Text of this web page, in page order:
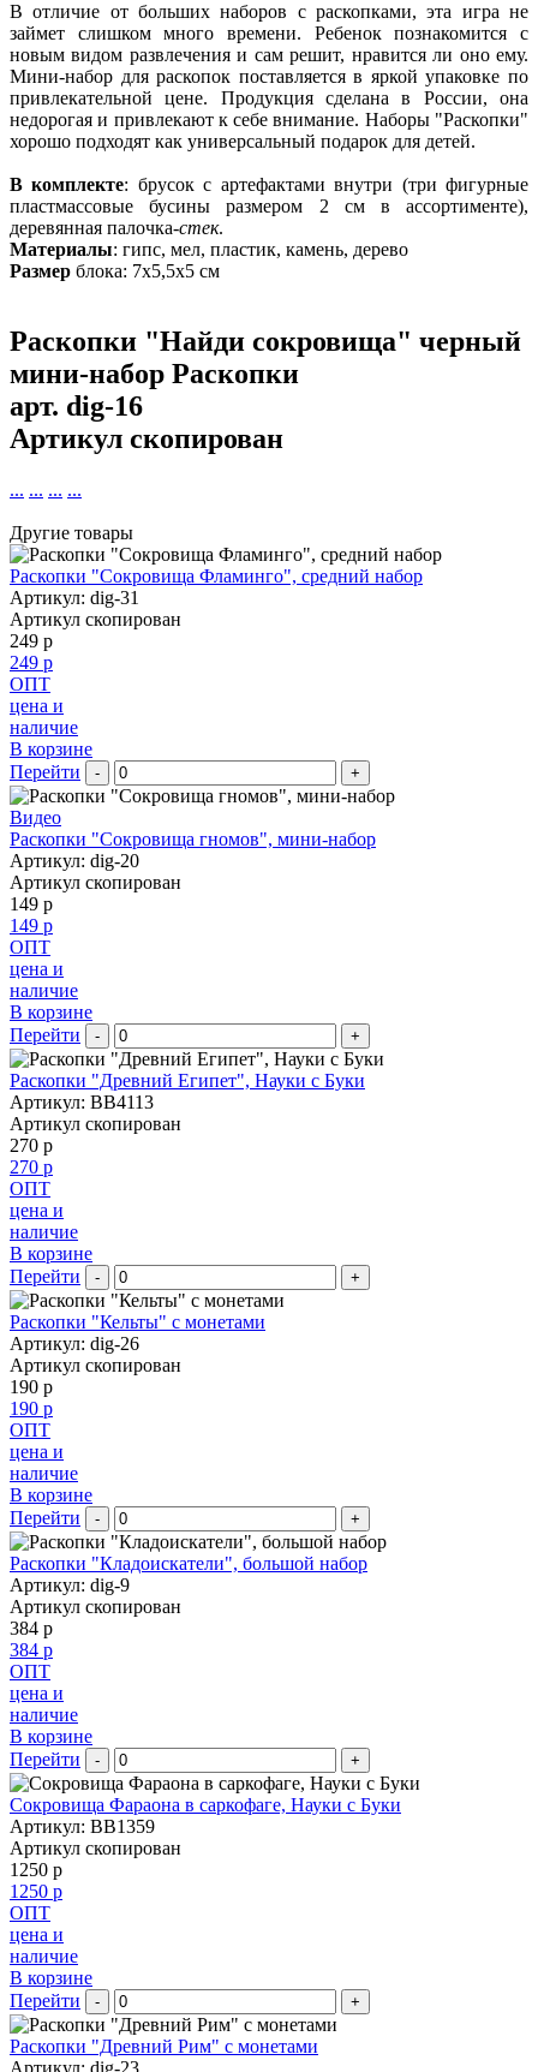
В отличие от больших наборов с раскопками, эта игра не
займет слишком много времени. Ребенок познакомится с
новым видом развлечения и сам решит, нравится ли оно ему.
Мини-набор для раскопок поставляется в яркой упаковке по
привлекательной цене. Продукция сделана в России, она
недорогая и привлекают к себе внимание. Наборы "Раскопки"
хорошо подходят как универсальный подарок для детей.
В комплекте: брусок с артефактами внутри (три фигурные
пластмассовые бусины размером 2 см в ассортименте),
деревянная палочка-стек.
Материалы: гипс, мел, пластик, камень, дерево
Размер блока: 7х5,5х5 см
Раскопки "Найди сокровища" черный
мини-набор Раскопки
арт. dig-16
Артикул скопирован
... ... ... ...
Другие товары
Раскопки "Сокровища Фламинго", средний набор
Артикул: dig-31
Артикул скопирован
249 р
249 р
ОПТ
цена и
наличие
В корзине
Перейти
- +
Видео
Раскопки "Сокровища гномов", мини-набор
Артикул: dig-20
Артикул скопирован
149 р
149 р
ОПТ
цена и
наличие
В корзине
Перейти
- +
Раскопки "Древний Египет", Науки с Буки
Артикул: BB4113
Артикул скопирован
270 р
270 р
ОПТ
цена и
наличие
В корзине
Перейти
- +
Раскопки "Кельты" с монетами
Артикул: dig-26
Артикул скопирован
190 р
190 р
ОПТ
цена и
наличие
В корзине
Перейти
- +
Раскопки "Кладоискатели", большой набор
Артикул: dig-9
Артикул скопирован
384 р
384 р
ОПТ
цена и
наличие
В корзине
Перейти
- +
Сокровища Фараона в саркофаге, Науки с Буки
Артикул: BB1359
Артикул скопирован
1250 р
1250 р
ОПТ
цена и
наличие
В корзине
Перейти
- +
Раскопки "Древний Рим" с монетами